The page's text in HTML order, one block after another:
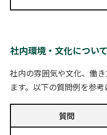
社内環境・文化について
社内の雰囲気や文化、働
ます。以下の質問例を参
質問